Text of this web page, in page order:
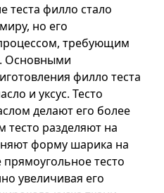
теста филло стало
но его
требующим
Основными
филло теста
и уксус. Тесто
делают его более
тесто разделяют на
форму шарика на
тесто
увеличивая его